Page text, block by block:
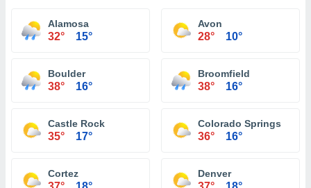
Alamosa
32° 15°
Avon
28° 10°
Boulder
38° 16°
Broomfield
38° 16°
Castle Rock
35° 17°
Colorado Springs
36° 16°
Cortez Denver